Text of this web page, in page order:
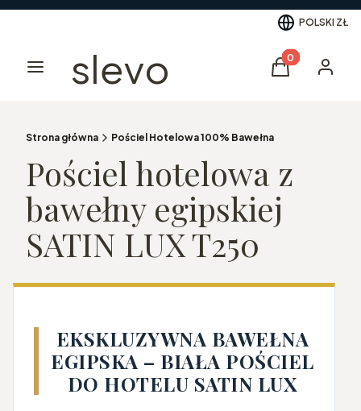
POLSKI ZŁ
Menu slevo Produkty w
Koszyk
Strona główna Pościel Hotelowa 100% Bawełna
Pościel hotelowa z
bawełny egipskiej
SATIN LUX T250
EKSKLUZYWNA BAWEŁNA
EGIPSKA – BIAŁA POŚCIEL
DO HOTELU SATIN LUX